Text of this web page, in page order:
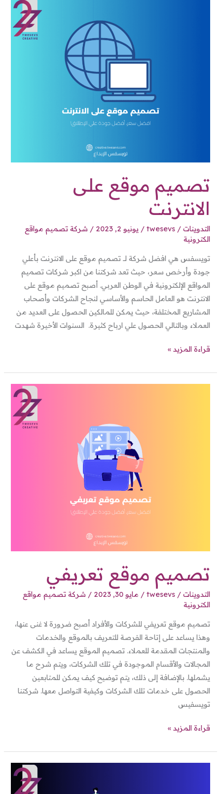
تصميم موقع على
الانترنت
التدوينات /
twesevs
/يونيو 2, 2023 / شركة تصميم مواقع
الكترونية
تويسفس هي افضل شركة لــ تصميم موقع على الانترنت بأعلي
جودة وأرخص سعر، حيث تعد شركتنا من اكبر شركات تصميم
المواقع الإلكترونية في الوطن العربي. أصبح تصميم موقع على
الانترنت هو العامل الحاسم والأساسي لنجاح الشركات وأصحاب
المشاريع المختلفة، حيث يمكن للمالكين الحصول على العديد من
العملاء وبالتالي الحصول علي ارباح كثيرة. السنوات الأخيرة شهدت
قراءة المزيد »
تصميم موقع تعريفي
التدوينات /
twesevs
/ مايو 30, 2023 / شركة تصميم مواقع
الكترونية
تصميم موقع تعريفي للشركات والأفراد أصبح ضرورة لا غنى عنها،
وهذا يساعد على إتاحة الفرصة للتعريف بالموقع والخدمات
والمنتجات المقدمة للعملاء. تصميم الموقع يساعد في الكشف عن
المجالات والأقسام الموجودة في تلك الشركات، ويتم شرح ما
يشملها. بالإضافة إلى ذلك، يتم توضيح كيف يمكن للمتابعين
الحصول على خدمات تلك الشركات وكيفية التواصل معها. شركتنا
تويسفيس
قراءة المزيد »